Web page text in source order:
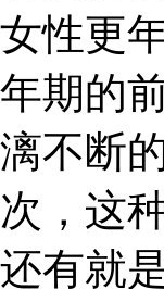
女性更
年期的
漓不断
次，这
还有就